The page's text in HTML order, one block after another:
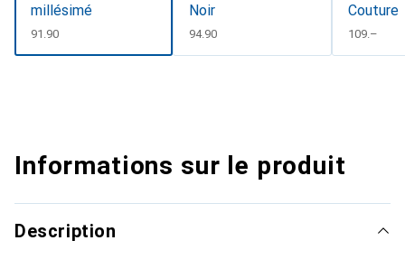
millésimé
CHF
91.90
Noir
CHF
94.90
Couture
CHF
109.–
Informations sur le produit
Description